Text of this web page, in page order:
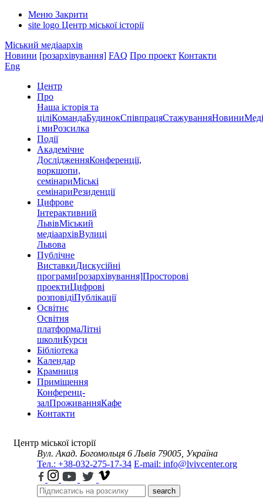
Меню Закрити
site logo Центр міської історії
Міський медіаархів
Новини [розархівування] FAQ Про проект Контакти
Eng
Центр
Про
Наша історія та
ціліКомандаБудинокСпівпрацяСтажуванняНовини
і миРозсилка
Події
Академічне
ДослідженняКонференції,
воркшопи,
семінариМіські
семінариРезиденції
Цифрове
Інтерактивний
ЛьвівМіський
медіаархівВулиці
Львова
Публічне
ВиставкиДискусійні
програми[розархівування]Просторові
проектиЦифрові
розповідіПублікації
Освітнє
Освітня
платформаЛітні
школиКурси
Бібліотека
Календар
Крамниця
Приміщення
Конференц-
залПроживанняКафе
Контакти
Центр міської історії
Вул. Акад. Богомольця 6 Львів 79005, Україна
Тел.: +38-032-275-17-34 E-mail: info@lvivcenter.org
search